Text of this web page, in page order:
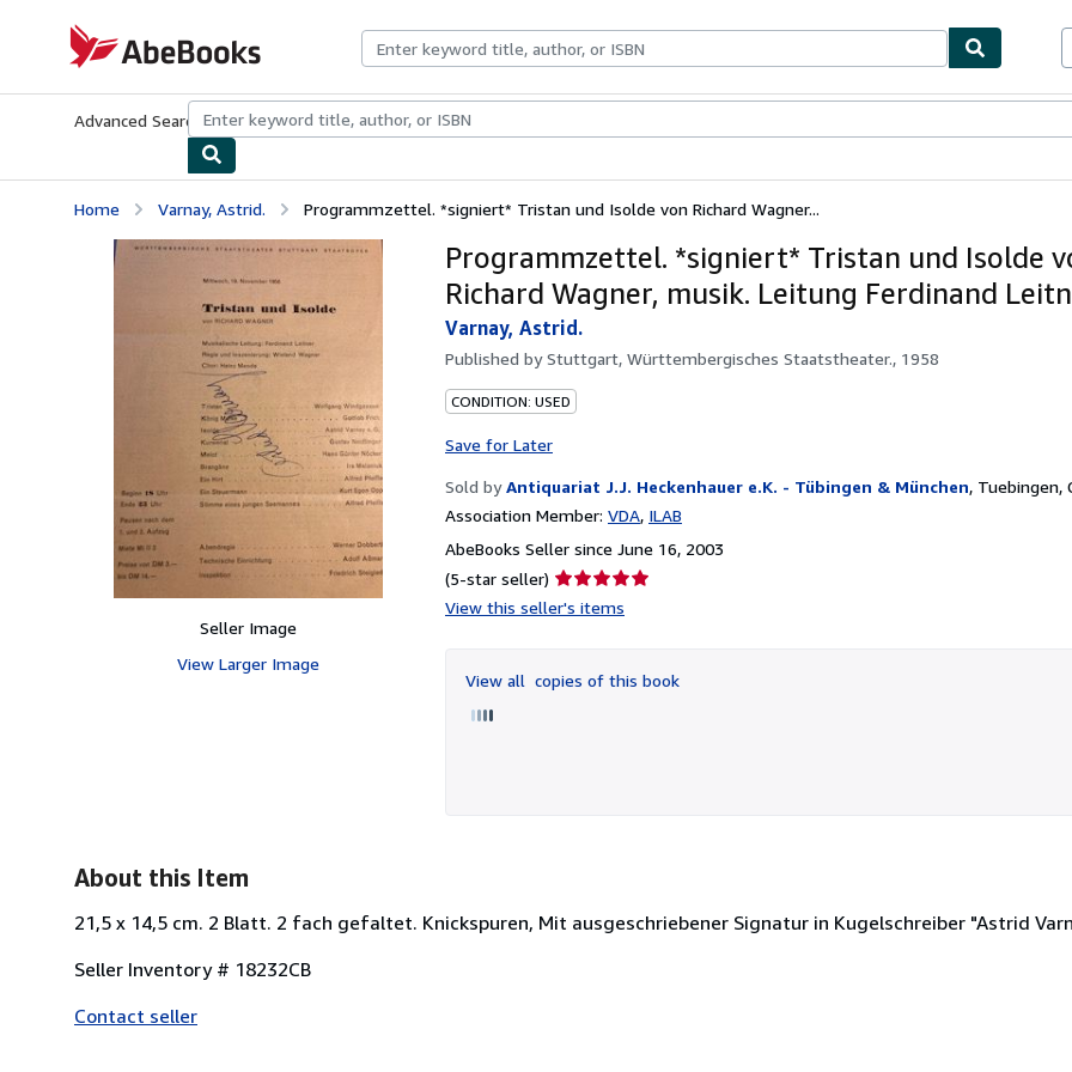
AbeBooks.com
Advanced Search Browse CollectionsRare BooksArt & Collectibles
Home Varnay, Astrid. Programmzettel. *signiert* Tristan und Isolde von Richard Wagner...
Seller Image
View Larger Image
Programmzettel. *signiert* Tristan und Isolde
Richard Wagner, musik. Leitung Ferdinand
Varnay, Astrid.
Published byStuttgart, Württembergisches Staatstheater., 1958
CONDITION: USED
Save for Later
Sold by Antiquariat J.J. Heckenhauer e.K. - Tübingen & München, Tuebingen,
Association Member: VDA ILAB
AbeBooks Seller since June 16, 2003
(5-star seller) Seller
rating
of
5
View this seller's items
View all copies of this book
About this Item
21,5 x 14,5 cm. 2 Blatt. 2 fach gefaltet. Knickspuren, Mit ausgeschriebener Signatur in Kugelschreiber "Astrid
Seller Inventory # 18232CB
Contact seller